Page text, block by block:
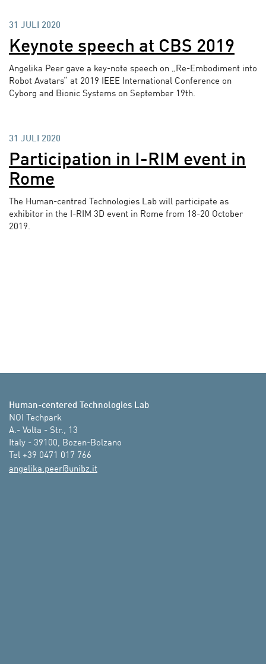
31 JULI 2020
Keynote speech at CBS 2019
Angelika Peer gave a key-note speech on „Re-Embodiment into
Robot Avatars“ at 2019 IEEE International Conference on
Cyborg and Bionic Systems on September 19th.
31 JULI 2020
Participation in I-RIM event in
Rome
The Human-centred Technologies Lab will participate as
exhibitor in the I-RIM 3D event in Rome from 18-20 October
2019.
Human-centered Technologies Lab
NOI Techpark
A.- Volta - Str., 13
Italy - 39100, Bozen-Bolzano
Tel +39 0471 017 766
ti.zbinu@reep.akilegna